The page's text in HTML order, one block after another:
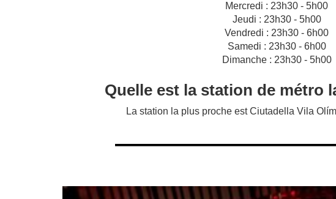
Mercredi : 23h30 - 5h00
Jeudi : 23h30 - 5h00
Vendredi : 23h30 - 6h00
Samedi : 23h30 - 6h00
Dimanche : 23h30 - 5h00
Quelle est la station de métro
La station la plus proche est Ciutadella Vila